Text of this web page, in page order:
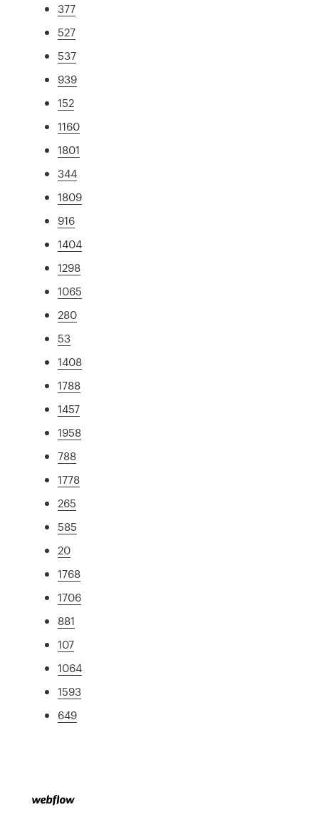
377
527
537
939
152
1160
1801
344
1809
916
1404
1298
1065
280
53
1408
1788
1457
1958
788
1778
265
585
20
1768
1706
881
107
1064
1593
649